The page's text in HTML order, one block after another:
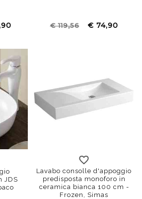
€ 119,56 € 74,90
JDS
Lavabo consolle d'appoggio
predisposta monoforo in
ceramica bianca 100 cm -
Frozen, Simas